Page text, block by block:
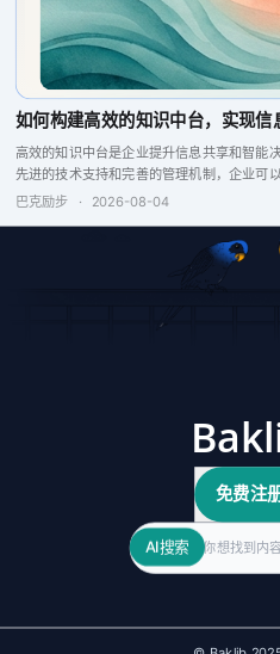
如何构建高效的知识中台，实现信
高效的知识中台是企业提升信息共享和智能
先进的技术支持和完善的管理机制，企业可
增强企业竞争力。
巴克励步 · 2026-08-04
免费注
Search
AI搜索